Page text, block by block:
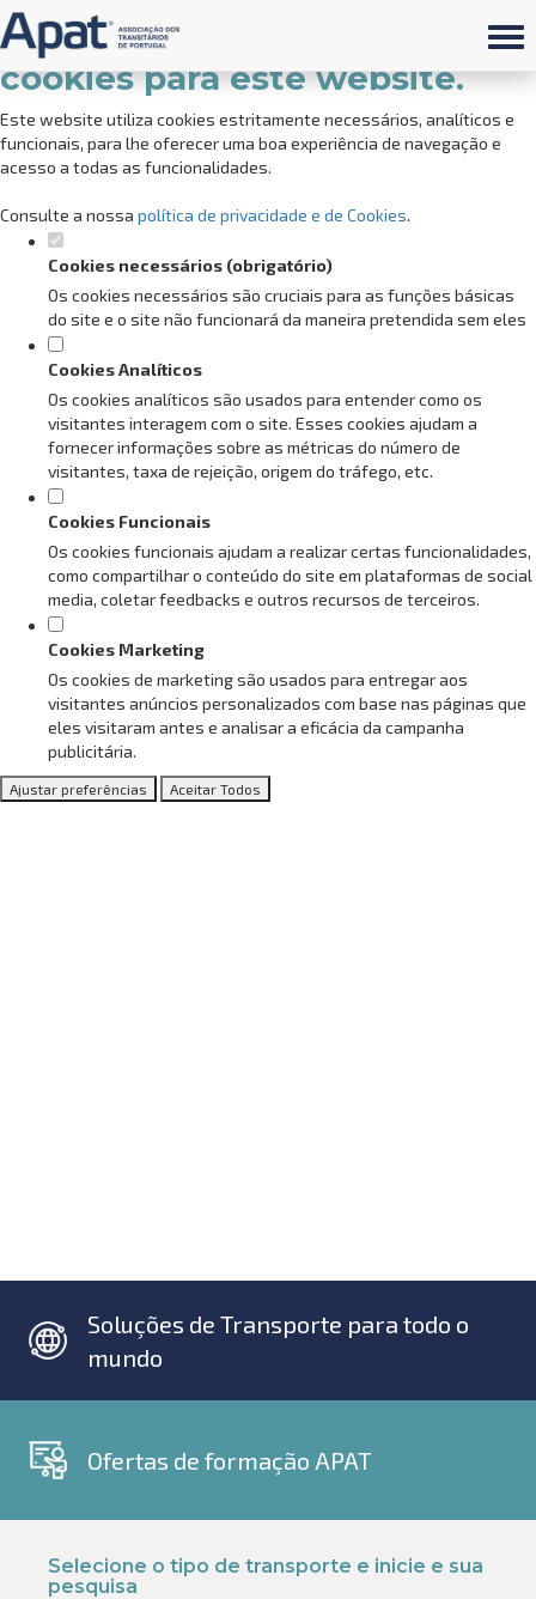
Defina as suas preferências de
cookies para este website.
Este website utiliza cookies estritamente necessários, analíticos e
funcionais, para lhe oferecer uma boa experiência de navegação e
acesso a todas as funcionalidades.
Consulte a nossa política de privacidade e de Cookies.
Cookies necessários (obrigatório)
Os cookies necessários são cruciais para as funções básicas
do site e o site não funcionará da maneira pretendida sem eles
Cookies Analíticos
Os cookies analíticos são usados para entender como os
visitantes interagem com o site. Esses cookies ajudam a
fornecer informações sobre as métricas do número de
visitantes, taxa de rejeição, origem do tráfego, etc.
Cookies Funcionais
Os cookies funcionais ajudam a realizar certas funcionalidades,
como compartilhar o conteúdo do site em plataformas de social
media, coletar feedbacks e outros recursos de terceiros.
Cookies Marketing
Os cookies de marketing são usados para entregar aos
visitantes anúncios personalizados com base nas páginas que
eles visitaram antes e analisar a eficácia da campanha
publicitária.
Ajustar preferências Aceitar Todos
Soluções de Transporte para todo o
mundo
Ofertas de formação APAT
Selecione o tipo de transporte e inicie e sua
pesquisa